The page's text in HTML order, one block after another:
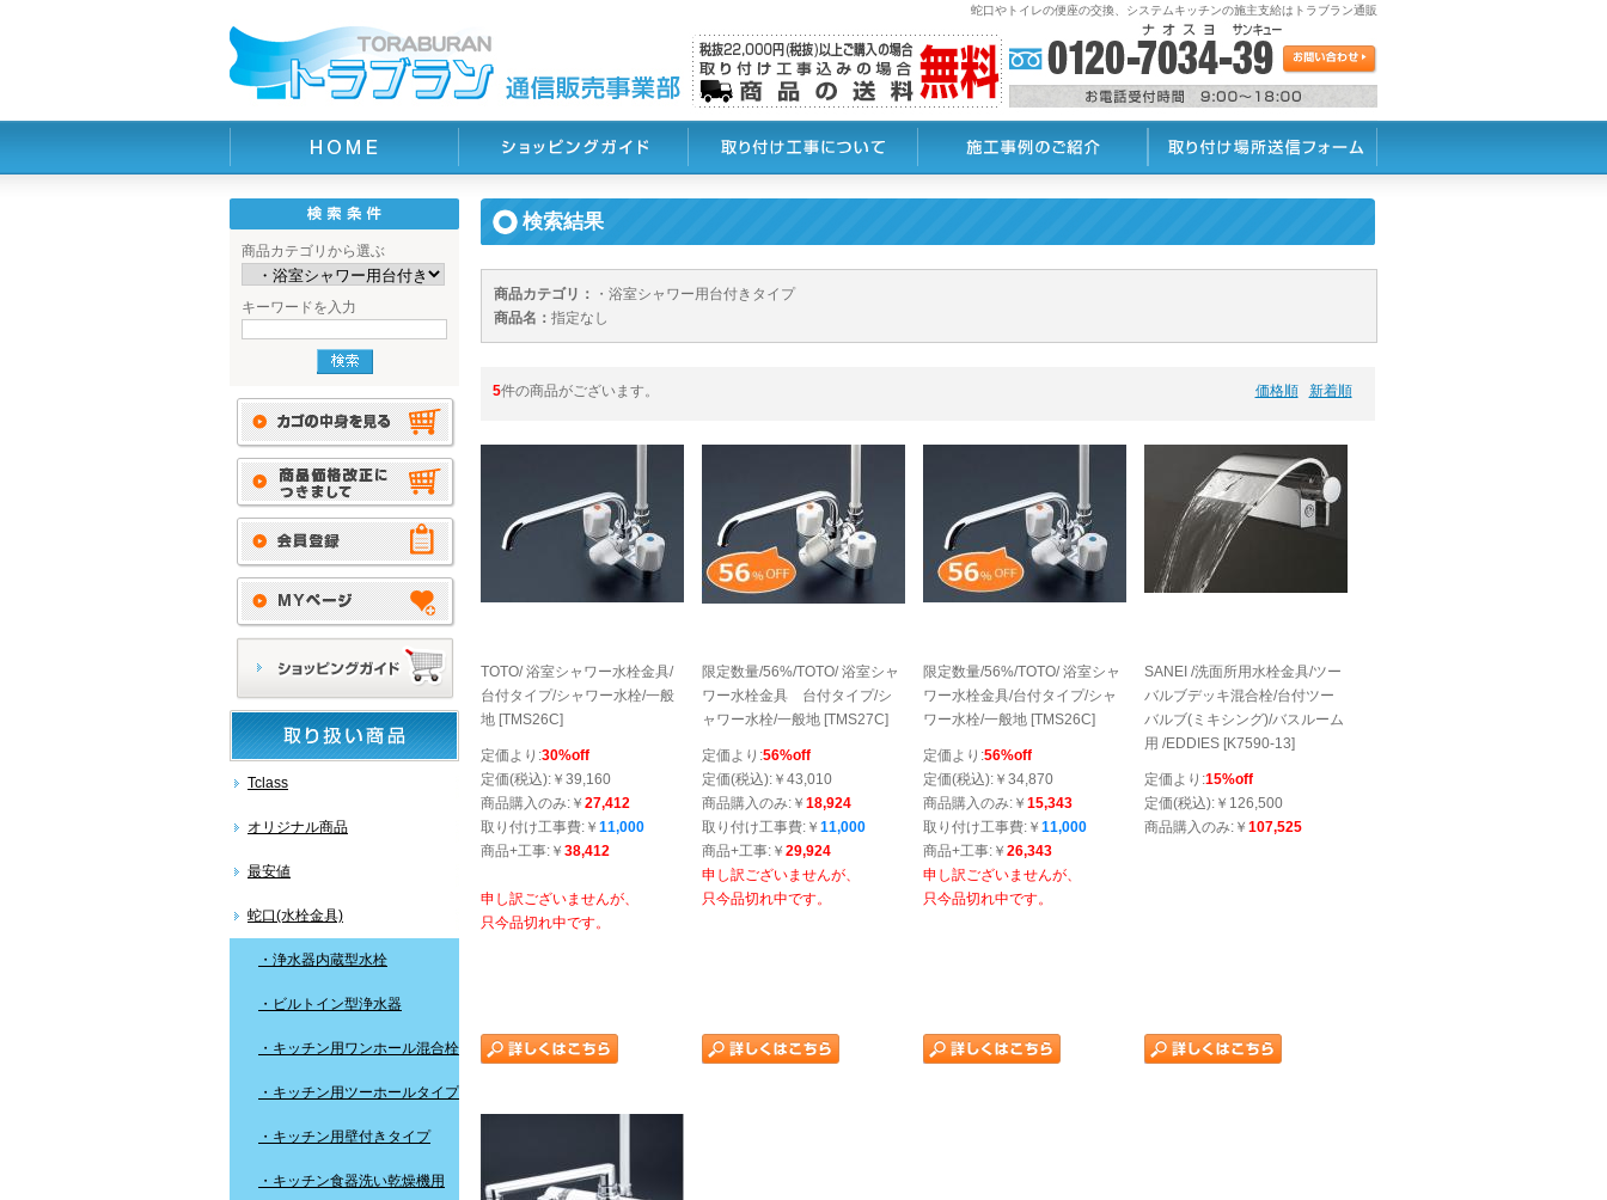
蛇口やトイレの便座の交換、システムキッチンの施主支給はトラブラン通販
商品カテゴリから選ぶ
キーワードを入力
Tclass
オリジナル商品
最安値
蛇口(水栓金具)
・浄水器内蔵型水栓
・ビルトイン型浄水器
・キッチン用ワンホール混合栓
・キッチン用ツーホールタイプ
・キッチン用壁付きタイプ
・キッチン食器洗い乾燥機用
検索結果
商品カテゴリ：
・浴室シャワー用台付きタイプ
商品名： 指定なし
5件の商品がございます。 価格順 新着順
TOTO/ 浴室シャワー水栓金具/
台付タイプ/シャワー水栓/一般
地 [TMS26C]
定価より:30%off
定価(税込):￥39,160
商品購入のみ:￥ 27,412
取り付け工事費:￥ 11,000
商品+工事:￥ 38,412
申し訳ございませんが、
只今品切れ中です。
限定数量/56%/TOTO/ 浴室シャ
ワー水栓金具 台付タイプ/シ
ャワー水栓/一般地 [TMS27C]
定価より:56%off
定価(税込):￥43,010
商品購入のみ:￥ 18,924
取り付け工事費:￥ 11,000
商品+工事:￥ 29,924
申し訳ございませんが、
只今品切れ中です。
限定数量/56%/TOTO/ 浴室シャ
ワー水栓金具/台付タイプ/シャ
ワー水栓/一般地 [TMS26C]
定価より:56%off
定価(税込):￥34,870
商品購入のみ:￥ 15,343
取り付け工事費:￥ 11,000
商品+工事:￥ 26,343
申し訳ございませんが、
只今品切れ中です。
SANEI /洗面所用水栓金具/ツー
バルブデッキ混合栓/台付ツー
バルブ(ミキシング)/バスルーム
用 /EDDIES [K7590-13]
定価より:15%off
定価(税込):￥126,500
商品購入のみ:￥ 107,525